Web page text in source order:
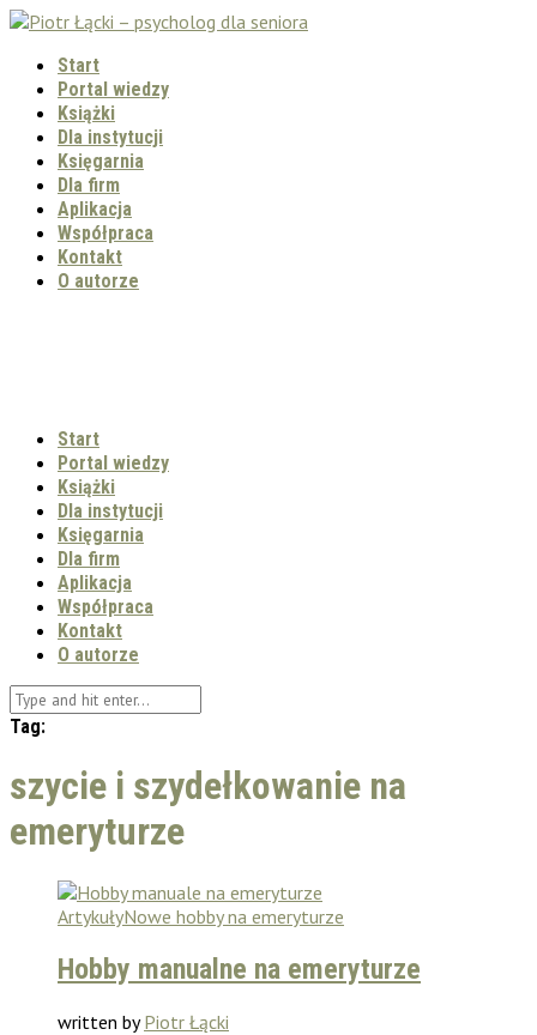
Start
Portal wiedzy
Książki
Dla instytucji
Księgarnia
Dla firm
Aplikacja
Współpraca
Kontakt
O autorze
Start
Portal wiedzy
Książki
Dla instytucji
Księgarnia
Dla firm
Aplikacja
Współpraca
Kontakt
O autorze
Tag:
szycie i szydełkowanie na
emeryturze
ArtykułyNowe hobby na emeryturze
Hobby manualne na emeryturze
written byPiotr Łącki